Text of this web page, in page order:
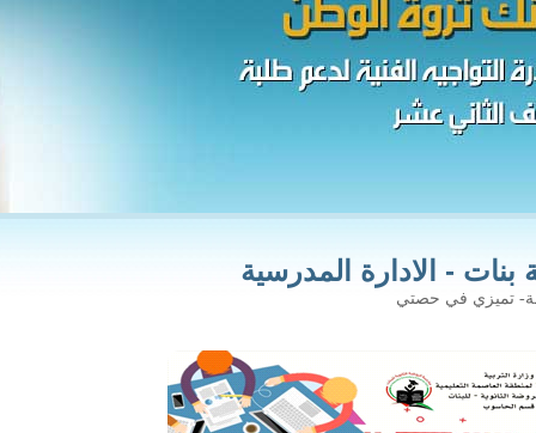
بنات - الادارة المدرسية
تميزي في حصتي